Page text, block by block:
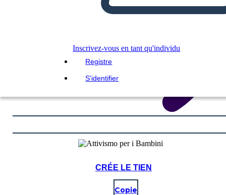
Inscrivez-vous en tant qu'individu
Registre
S'identifier
CRÉE LE TIEN
Copie